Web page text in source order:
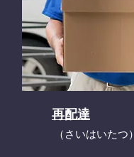
再配達
​（さいはいたつ）